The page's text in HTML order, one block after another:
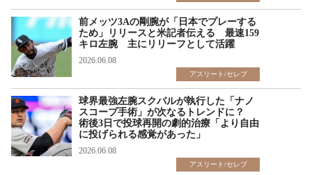
前メッツ3Aの剛腕が「日本でプレーする
ため」リリースと米記者伝える 最速159
キロ左腕 主にリリーフとして活躍
2026.06.08
アスリート/セレブ
球界最強左腕スクバルが執行した「ナノ
スコープ手術」が次なるトレンドに？
術後3日で投球再開の劇的治療「より自由
に投げられる感覚があった」
2026.06.08
アスリート/セレブ